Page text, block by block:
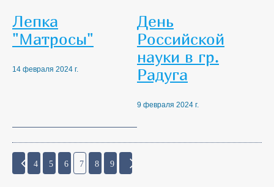
Лепка
"Матросы"
14 февраля 2024 г.
День
Российской
науки в гр.
Радуга
9 февраля 2024 г.
4 5 6 7 8 9